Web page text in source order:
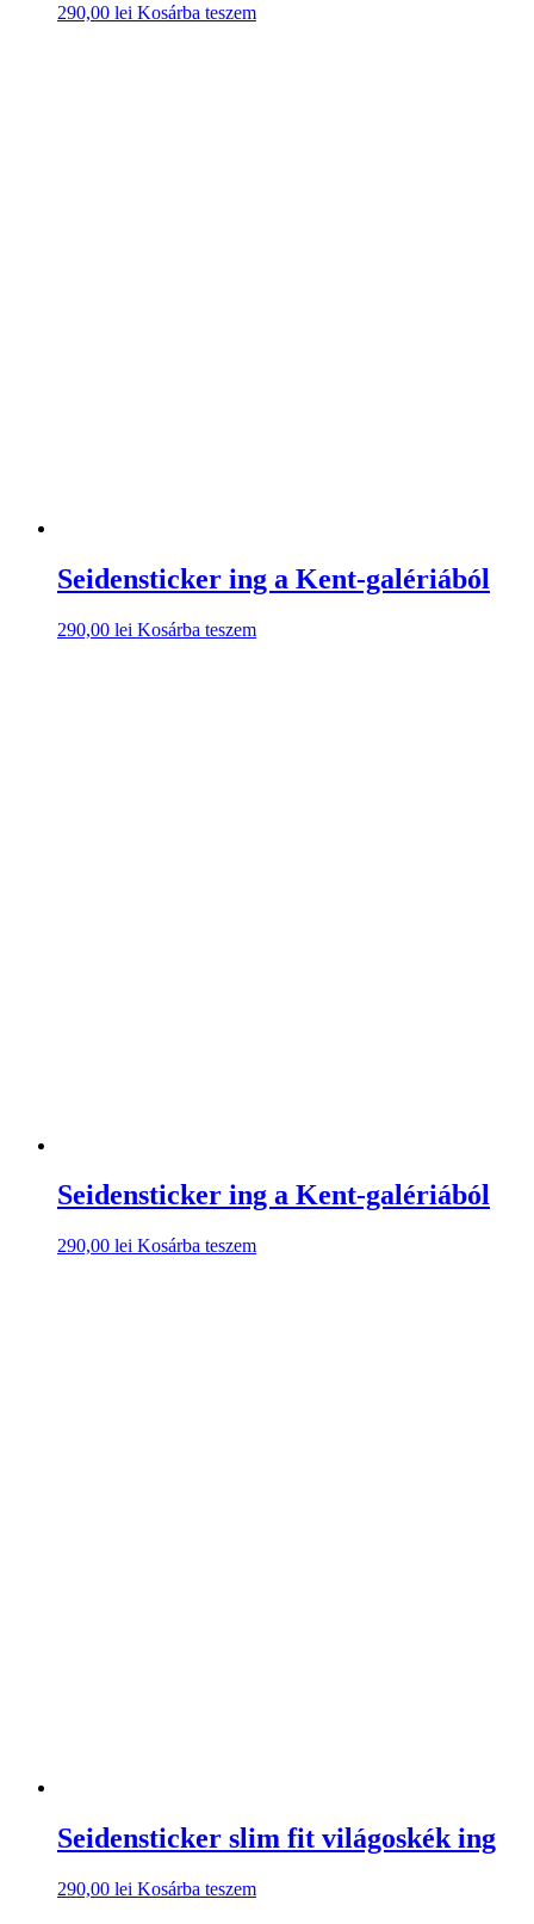
290,00 lei Kosárba teszem
Seidensticker ing a Kent-galériából
290,00 lei Kosárba teszem
Seidensticker ing a Kent-galériából
290,00 lei Kosárba teszem
Seidensticker slim fit világoskék ing
290,00 lei Kosárba teszem